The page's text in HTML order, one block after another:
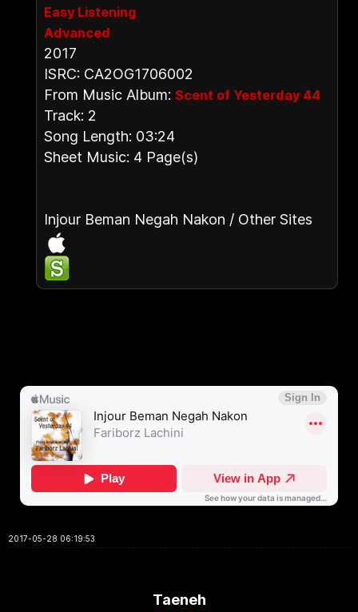
Easy Listening
Advanced
2017
ISRC: CA2OG1706002
From Music Album: Scent of Yesterday 44
Track: 2
Song Length: 03:24
Sheet Music: 4 Page(s)
Injour Beman Negah Nakon / Other Sites
2017-05-28 06:19:53
Taeneh